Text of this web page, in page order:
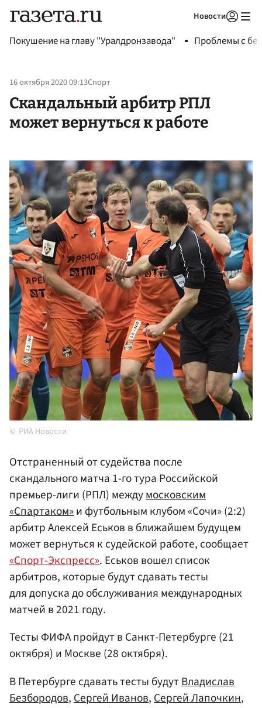
Новости
Покушение на главу "Уралдронзавода" Проблемы с
16 октября 2020 09:13Спорт
Скандальный арбитр РПЛ
может вернуться к работе
РИА Новости
Отстраненный от судейства после
скандального матча 1-го тура Российской
премьер-лиги (РПЛ) междумосковским
«Спартаком»и футбольным клубом «Сочи» (2:2)
арбитр Алексей Еськов в ближайшем будущем
может вернуться к судейской работе, сообщает
«Спорт-Экспресс». Еськов вошел список
арбитров, которые будут сдавать тесты
для допуска до обслуживания международных
матчей в 2021 году.
Тесты ФИФА пройдут в Санкт-Петербурге (21
октября) и Москве (28 октября).
В Петербурге сдавать тесты будутВладислав
Безбородов, Сергей Иванов, Сергей Лапочкин,